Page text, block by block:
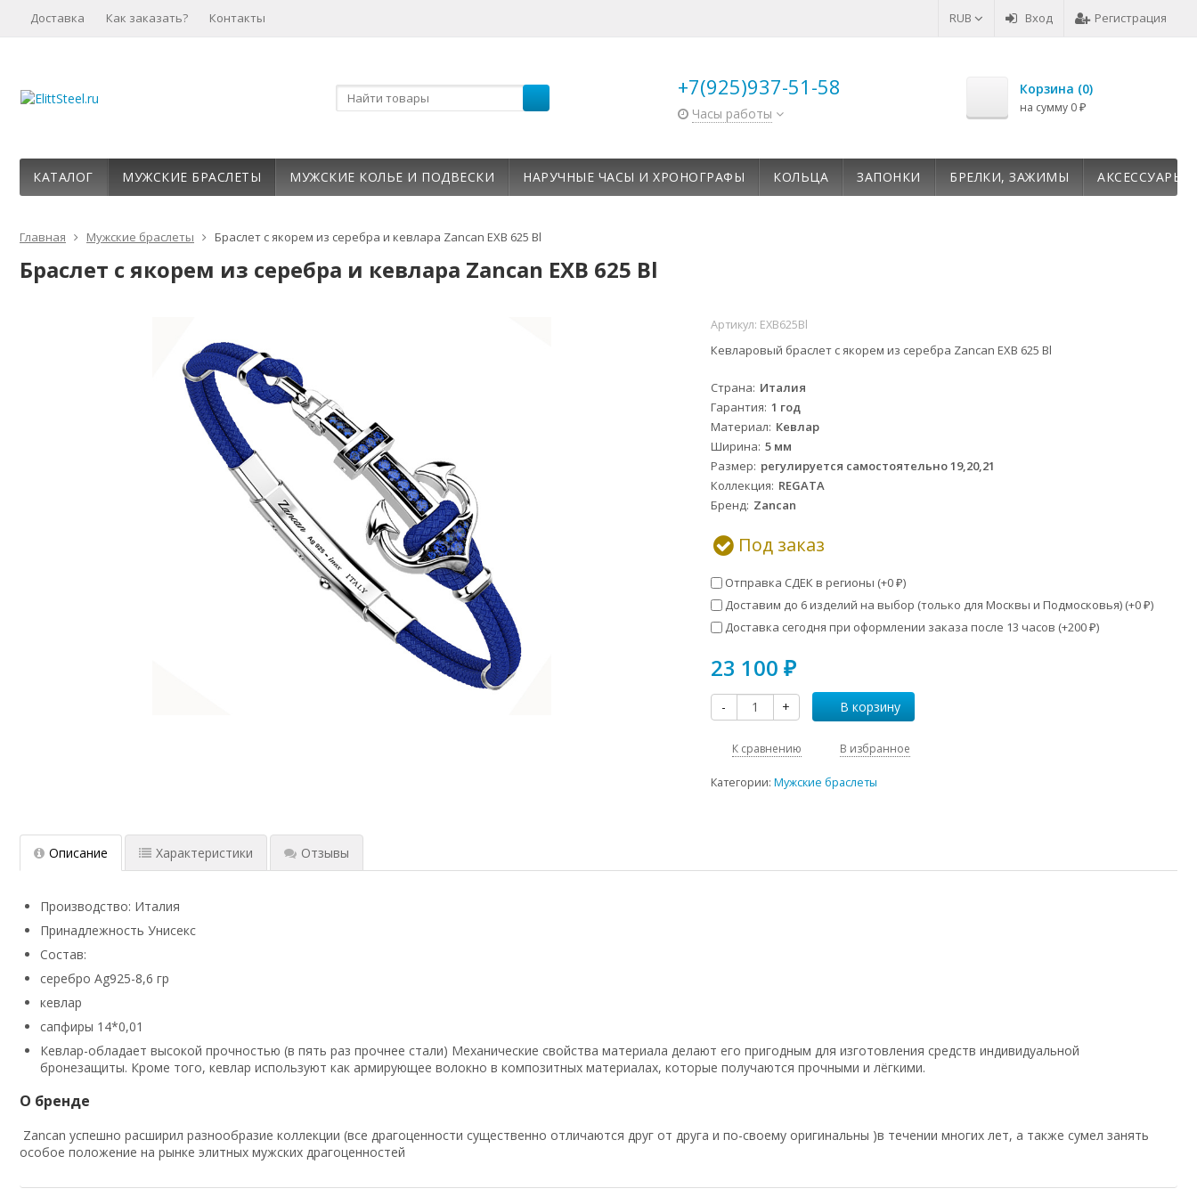
RUB Вход Регистрация
Доставка Как заказать? Контакты
+7(925)937-51-58
Часы работы
Корзина (0)
на сумму 0 ₽
КАТАЛОГ МУЖСКИЕ БРАСЛЕТЫ МУЖСКИЕ КОЛЬЕ И ПОДВЕСКИ НАРУЧНЫЕ ЧАСЫ И ХРОНОГРАФЫ КОЛЬЦА ЗАПОНКИ БРЕЛКИ, ЗАЖИМЫ АКСЕССУАРЫ
Главная Мужские браслеты Браслет с якорем из серебра и кевлара Zancan EXB 625 Bl
Браслет с якорем из серебра и кевлара Zancan EXB 625 Bl
Артикул: EXB625Bl
Кевларовый браслет с якорем из серебра Zancan EXB 625 Bl
Страна Италия
Гарантия 1 год
Материал Кевлар
Ширина 5 мм
Размер регулируется самостоятельно 19,20,21
Коллекция REGATA
Бренд Zancan
Под заказ
Отправка СДЕК в регионы (+0 ₽)
Доставим до 6 изделий на выбор (только для Москвы и Подмосковья) (+0 ₽)
Доставка сегодня при оформлении заказа после 13 часов (+200 ₽)
23 100 ₽
- + В корзину
К сравнению В избранное
Категории: Мужские браслеты
Описание Характеристики Отзывы
Производство: Италия
Принадлежность Унисекс
Состав:
серебро Ag925-8,6 гр
кевлар
сапфиры 14*0,01
Кевлар-обладает высокой прочностью (в пять раз прочнее стали) Механические свойства материала делают его пригодным для изготовления средств индивидуальной
бронезащиты. Кроме того, кевлар используют как армирующее волокно в композитных материалах, которые получаются прочными и лёгкими.
О бренде
Zancan успешно расширил разнообразие коллекции (все драгоценности существенно отличаются друг от друга и по-своему оригинальны )в течении многих лет, а также сумел занять
особое положение на рынке элитных мужских драгоценностей